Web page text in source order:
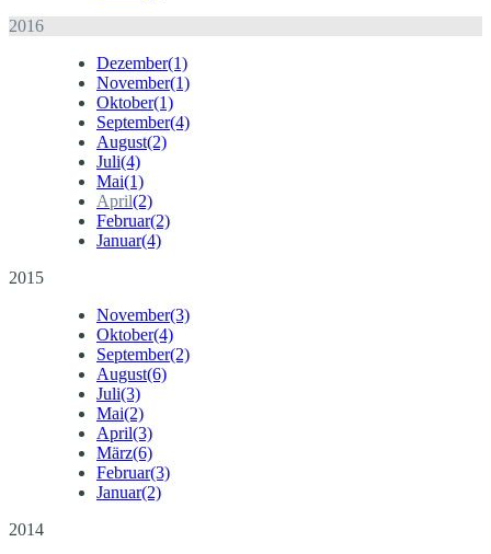
2016
Dezember(1)
November(1)
Oktober(1)
September(4)
August(2)
Juli(4)
Mai(1)
April(2)
Februar(2)
Januar(4)
2015
November(3)
Oktober(4)
September(2)
August(6)
Juli(3)
Mai(2)
April(3)
März(6)
Februar(3)
Januar(2)
2014